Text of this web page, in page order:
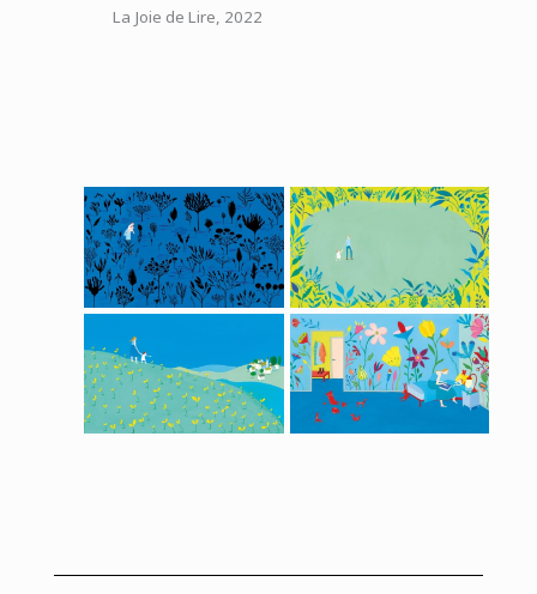
La Joie de Lire, 2022